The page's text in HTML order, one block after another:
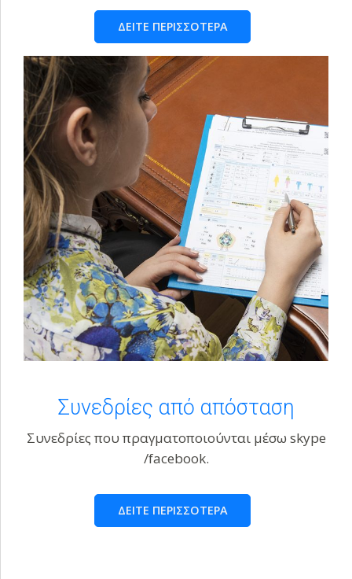
ΔΕΙΤΕ ΠΕΡΙΣΣΟΤΕΡΑ
Συνεδρίες από απόσταση
Συνεδρίες που πραγματοποιούνται μέσω skype
/facebook.
ΔΕΙΤΕ ΠΕΡΙΣΣΟΤΕΡΑ